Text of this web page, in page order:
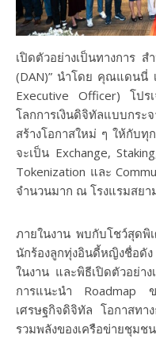
เปิดตัวอย่างเป็นทางการ
(DAN)” นำโดย คุณแดนนี่
Executive Officer) โปร
โลกการเงินดิจิทัลแบบกร
สร้างโอกาสใหม่ ๆ ให้กับทุ
จะเป็น Exchange,
Tokenization และ
จำนวนมาก ณ โรงแรมสยา
ภายในงาน พบกับโชว์สุด
นักร้องลูกทุ่งอินดี้หญิงชื่อดั
ในงาน และพิธีเปิดตัวอย่าง
การแนะนำ Roadmap
เศรษฐกิจดิจิทัล โอกาสทา
รวมพลังของเครือข่ายชุมช